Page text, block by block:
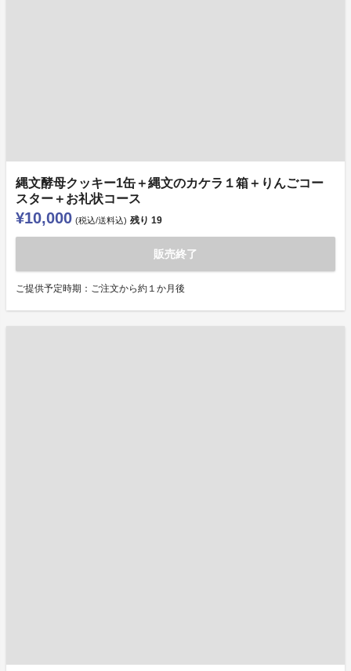
縄文酵母クッキー1缶＋縄文のカケラ１箱＋りんごコー
スター＋お礼状コース
¥10,000 (税込/送料込) 残り 19
販売終了
ご提供予定時期：ご注文から約１か月後